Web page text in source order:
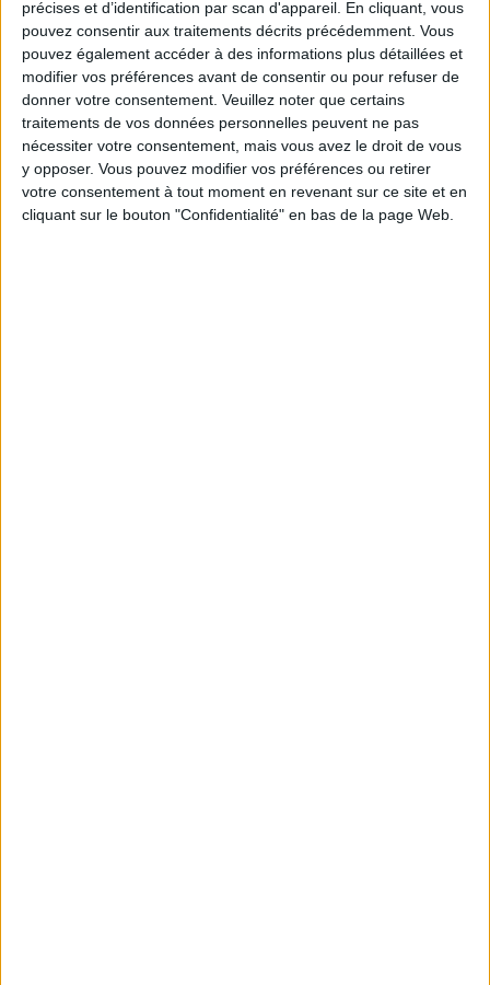
précises et d’identification par scan d'appareil. En cliquant, vous
pouvez consentir aux traitements décrits précédemment. Vous
pouvez également accéder à des informations plus détaillées et
modifier vos préférences avant de consentir ou pour refuser de
donner votre consentement. Veuillez noter que certains
traitements de vos données personnelles peuvent ne pas
nécessiter votre consentement, mais vous avez le droit de vous
y opposer. Vous pouvez modifier vos préférences ou retirer
votre consentement à tout moment en revenant sur ce site et en
cliquant sur le bouton "Confidentialité" en bas de la page Web.
Moins de
5 kilos
De 5 à 10
kilos
Plus de
10 kilos
Service-client & Motivation Voir tout
Les équipes du Service-client et de la
Communauté Savoir Maigrir vous aident
chaque semaine à vous rapprocher